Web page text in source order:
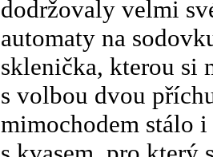
dodržovaly velmi
automaty na
sklenička, kterou si
s volbou dvou
mimochodem stálo